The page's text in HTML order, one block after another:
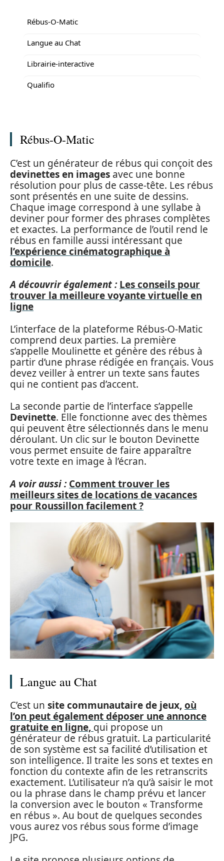
Rébus-O-Matic
Langue au Chat
Librairie-interactive
Qualifio
Rébus-O-Matic
C’est un générateur de rébus qui conçoit des
devinettes en images avec une bonne
résolution pour plus de casse-tête. Les rébus
sont présentés en une suite de dessins.
Chaque image correspond à une syllabe à
deviner pour former des phrases complètes
et exactes. La performance de l’outil rend le
rébus en famille aussi intéressant que
l’expérience cinématographique à
domicile.
A découvrir également : Les conseils pour
trouver la meilleure voyante virtuelle en
ligne
L’interface de la plateforme Rébus-O-Matic
comprend deux parties. La première
s’appelle Moulinette et génère des rébus à
partir d’une phrase rédigée en français. Vous
devez veiller à entrer un texte sans fautes
qui ne contient pas d’accent.
La seconde partie de l’interface s’appelle
Devinette. Elle fonctionne avec des thèmes
qui peuvent être sélectionnés dans le menu
déroulant. Un clic sur le bouton Devinette
vous permet ensuite de faire apparaître
votre texte en image à l’écran.
A voir aussi : Comment trouver les
meilleurs sites de locations de vacances
pour Roussillon facilement ?
Langue au Chat
C’est un site communautaire de jeux,où
l’on peut également déposer une annonce
gratuite en ligne, qui propose un
générateur de rébus gratuit. La particularité
de son système est sa facilité d’utilisation et
son intelligence. Il traite les sons et textes en
fonction du contexte afin de les retranscrits
exactement. L’utilisateur n’a qu’à saisir le mot
ou la phrase dans le champ prévu et lancer
la conversion avec le bouton « Transforme
en rébus ». Au bout de quelques secondes
vous aurez vos rébus sous forme d’image
JPG.